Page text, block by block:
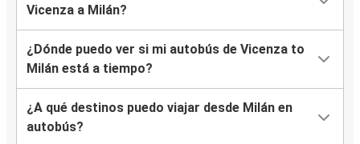
Vicenza a Milán?
¿Dónde puedo ver si mi autobús de Vicenza to
Milán está a tiempo?
¿A qué destinos puedo viajar desde Milán en
autobús?